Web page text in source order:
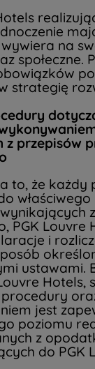
na
społeczne.
strategię
z przepisów
to, że każdy
PGK Louvre
i
ustawami.
Hotels,
jest
poziomu
z
do PGK